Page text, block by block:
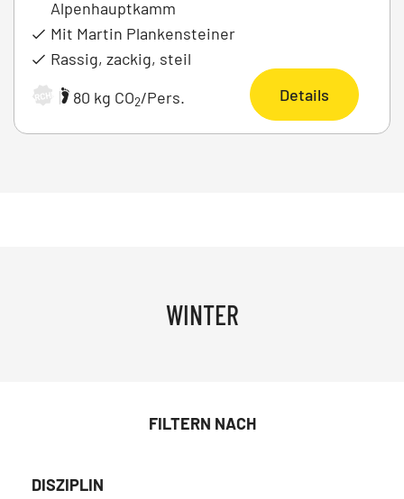
Alpenhauptkamm
Mit Martin Plankensteiner
Rassig, zackig, steil
ARCHIV | 80 kg CO2/Pers. Details
WINTER
FILTERN NACH
DISZIPLIN